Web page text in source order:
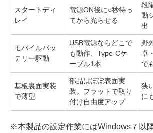
スタートディ
レイ
電源ON後に○秒待っ
てから光らせる
段
動
出
モバイルバッ
テリー駆動
USB電源ならどこで
も動作、Type-Cケ
ーブル1本
野
卓
で
基板裏面実装
で薄型
部品はほぼ表面実
装。フラットで取り
付け自由度アップ
狭
に
※本製品の設定作業にはWindows７以